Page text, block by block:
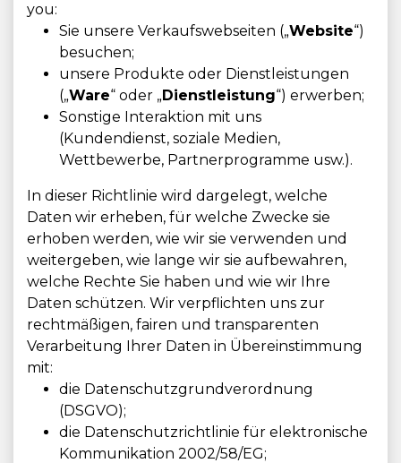
you:
Sie unsere Verkaufswebseiten („Website“)
besuchen;
unsere Produkte oder Dienstleistungen
(„Ware“ oder „Dienstleistung“) erwerben;
Sonstige Interaktion mit uns
(Kundendienst, soziale Medien,
Wettbewerbe, Partnerprogramme usw.).
In dieser Richtlinie wird dargelegt, welche
Daten wir erheben, für welche Zwecke sie
erhoben werden, wie wir sie verwenden und
weitergeben, wie lange wir sie aufbewahren,
welche Rechte Sie haben und wie wir Ihre
Daten schützen. Wir verpflichten uns zur
rechtmäßigen, fairen und transparenten
Verarbeitung Ihrer Daten in Übereinstimmung
mit:
die Datenschutzgrundverordnung
(DSGVO);
die Datenschutzrichtlinie für elektronische
Kommunikation 2002/58/EG;